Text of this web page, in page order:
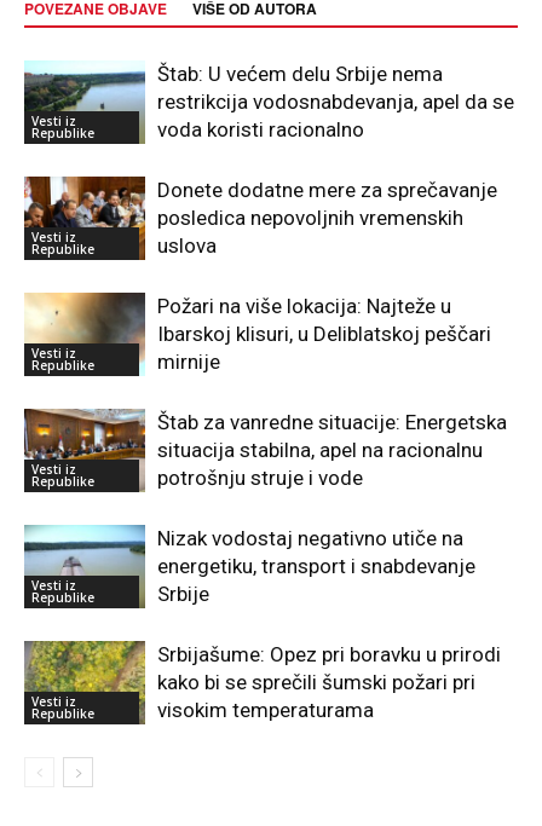
POVEZANE OBJAVE VIŠE OD AUTORA
Vesti iz
Republike
Štab: U većem delu Srbije nema
restrikcija vodosnabdevanja, apel da se
voda koristi racionalno
Vesti iz
Republike
Donete dodatne mere za sprečavanje
posledica nepovoljnih vremenskih
uslova
Vesti iz
Republike
Požari na više lokacija: Najteže u
Ibarskoj klisuri, u Deliblatskoj peščari
mirnije
Vesti iz
Republike
Štab za vanredne situacije: Energetska
situacija stabilna, apel na racionalnu
potrošnju struje i vode
Vesti iz
Republike
Nizak vodostaj negativno utiče na
energetiku, transport i snabdevanje
Srbije
Vesti iz
Republike
Srbijašume: Opez pri boravku u prirodi
kako bi se sprečili šumski požari pri
visokim temperaturama